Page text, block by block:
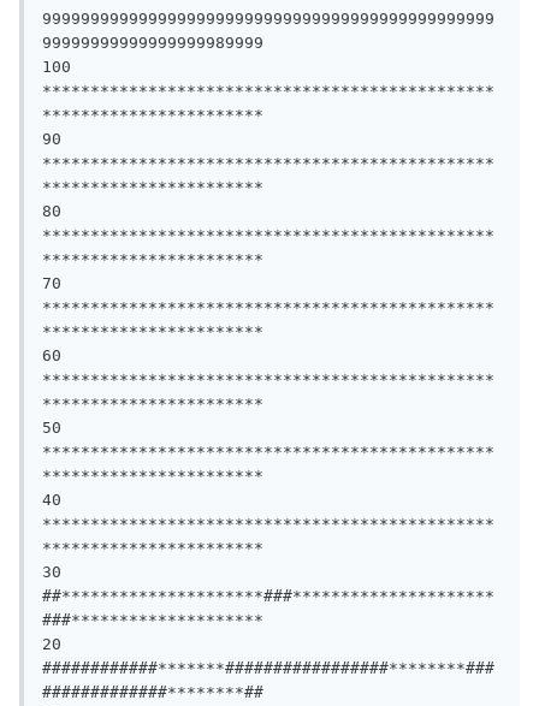
99999999999999999999999999999999999999999999999
99999999999999999989999
100
***********************************************
***********************
90
***********************************************
***********************
80
***********************************************
***********************
70
***********************************************
***********************
60
***********************************************
***********************
50
***********************************************
***********************
40
***********************************************
***********************
30
##*********************###*********************
###********************
20
############*******#################********###
#############********##